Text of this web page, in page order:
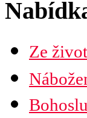
Ze
Mapa